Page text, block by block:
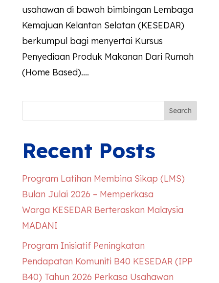
usahawan di bawah bimbingan Lembaga
Kemajuan Kelantan Selatan (KESEDAR)
berkumpul bagi menyertai Kursus
Penyediaan Produk Makanan Dari Rumah
(Home Based)....
Search
Recent Posts
Program Latihan Membina Sikap (LMS)
Bulan Julai 2026 – Memperkasa
Warga KESEDARBerteraskan Malaysia
MADANI
Program Inisiatif Peningkatan
Pendapatan Komuniti B40 KESEDAR(IPP
B40) Tahun 2026 Perkasa Usahawan